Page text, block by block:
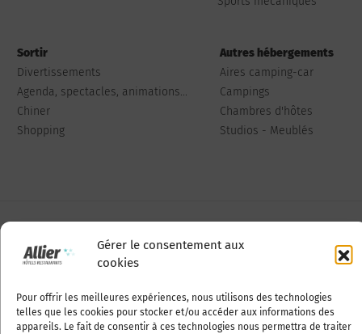
Gérer le consentement aux
cookies
Pour offrir les meilleures expériences, nous utilisons des technologies
telles que les cookies pour stocker et/ou accéder aux informations des
appareils. Le fait de consentir à ces technologies nous permettra de traiter
Sortir
Divertissements
Agenda, spectacles, animations...
Chiner
Shopping
Autres hébergements
Aires camping-car
Campings
Chambres d'hôtes
Studios - Meublés
Qui sommes-nous Publiez votre annonce
Adhérer à l’association Nous contacter